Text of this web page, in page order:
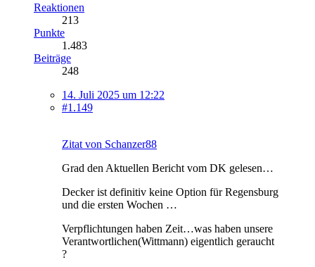
Reaktionen
213
Punkte
1.483
Beiträge
248
14. Juli 2025 um 12:22
#1.149
Zitat von Schanzer88
Grad den Aktuellen Bericht vom DK gelesen…
Decker ist definitiv keine Option für Regensburg
und die ersten Wochen …
Verpflichtungen haben Zeit…was haben unsere
Verantwortlichen(Wittmann) eigentlich geraucht
?